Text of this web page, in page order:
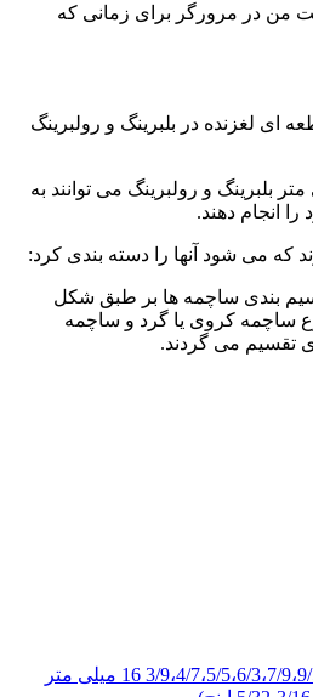
من در مرورگر برای زمانی که
ای لغزنده در بلبرینگ و رولبرینگ
قطر 12 میلی متر بلبرینگ و رولبرینگ می توانند به
انجام دهند.
که می شود آنها را دسته بندی کرد:
بندی ساچمه ها بر طبق شکل
ساچمه کروی یا گرد و ساچمه
تقسیم می گردند.